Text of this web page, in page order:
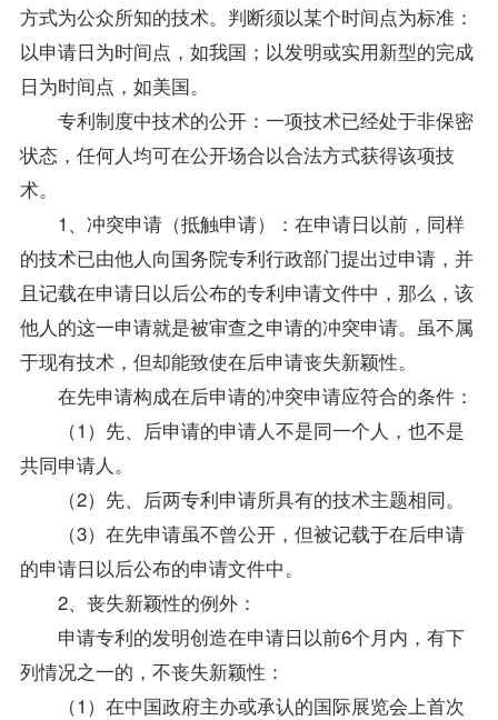
方式为公众所知的技术。判断须以某个时间点为标准：
以申请日为时间点，如我国；以发明或实用新型的完成
日为时间点，如美国。
专利制度中技术的公开：一项技术已经处于非保密
状态，任何人均可在公开场合以合法方式获得该项技
术。
1、冲突申请（抵触申请）：在申请日以前，同样
的技术已由他人向国务院专利行政部门提出过申请，并
且记载在申请日以后公布的专利申请文件中，那么，该
他人的这一申请就是被审查之申请的冲突申请。虽不属
于现有技术，但却能致使在后申请丧失新颖性。
在先申请构成在后申请的冲突申请应符合的条件：
（1）先、后申请的申请人不是同一个人，也不是
共同申请人。
（2）先、后两专利申请所具有的技术主题相同。
（3）在先申请虽不曾公开，但被记载于在后申请
的申请日以后公布的申请文件中。
2、丧失新颖性的例外：
申请专利的发明创造在申请日以前6个月内，有下
列情况之一的，不丧失新颖性：
（1）在中国政府主办或承认的国际展览会上首次